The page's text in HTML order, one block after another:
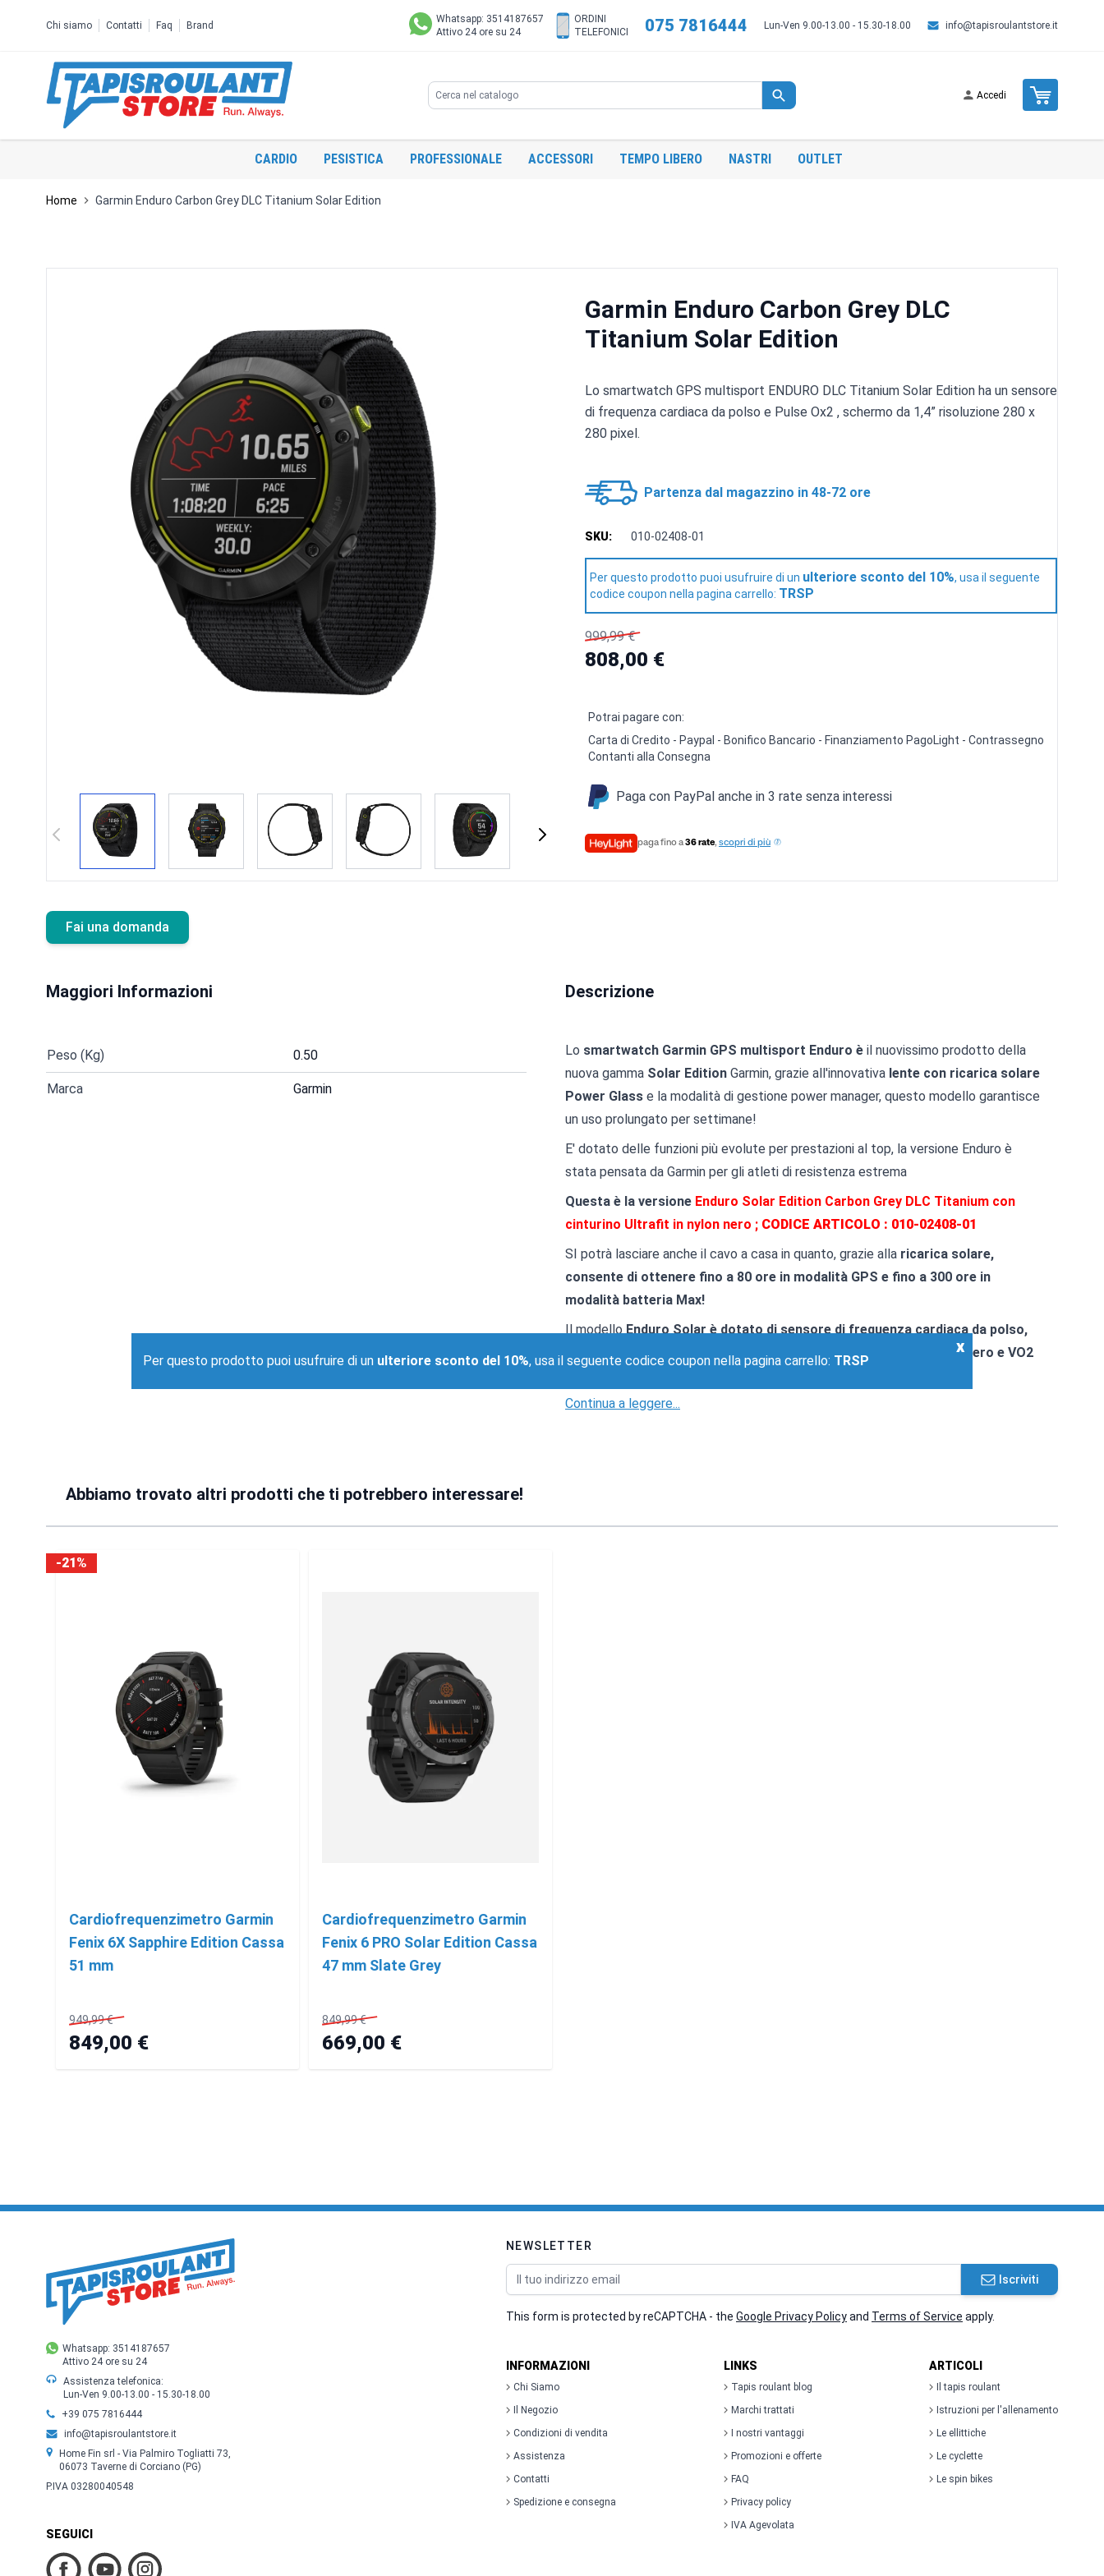
Chi siamo Contatti Faq Brand
Whatsapp: 3514187657
Attivo 24 ore su 24
ORDINI
TELEFONICI
075 7816444 Lun-Ven 9.00-13.00 - 15.30-18.00 info@tapisroulantstore.it
Accedi Cart
CARDIO PESISTICA PROFESSIONALE ACCESSORI TEMPO LIBERO NASTRI OUTLET
Home Garmin Enduro Carbon Grey DLC Titanium Solar Edition
Garmin Enduro Carbon Grey DLC
Titanium Solar Edition
Lo smartwatch GPS multisport ENDURO DLC Titanium Solar Edition ha un sensore
di frequenza cardiaca da polso e Pulse Ox2 , schermo da 1,4” risoluzione 280 x
280 pixel.
Partenza dal magazzino in 48-72 ore
SKU: 010-02408-01
Per questo prodotto puoi usufruire di un ulteriore sconto del 10%, usa il seguente
codice coupon nella pagina carrello: TRSP
999,99 €
808,00 €
Potrai pagare con:
Carta di Credito - Paypal - Bonifico Bancario - Finanziamento PagoLight - Contrassegno
Contanti alla Consegna
Paga con PayPal anche in 3 rate senza interessi
paga fino a36 rate, scopri di più
Fai una domanda
Maggiori Informazioni
Peso (Kg) 0.50
Marca Garmin
Descrizione
Lo smartwatch Garmin GPS multisport Enduro è il nuovissimo prodotto della
nuova gamma Solar Edition Garmin, grazie all'innovativa lente con ricarica solare
Power Glass e la modalità di gestione power manager, questo modello garantisce
un uso prolungato per settimane!
E' dotato delle funzioni più evolute per prestazioni al top, la versione Enduro è
stata pensata da Garmin per gli atleti di resistenza estrema
Questa è la versione Enduro Solar Edition Carbon Grey DLC Titanium con
cinturino Ultrafit in nylon nero ; CODICE ARTICOLO : 010-02408-01
SI potrà lasciare anche il cavo a casa in quanto, grazie alla ricarica solare,
consente di ottenere fino a 80 ore in modalità GPS e fino a 300 ore in
modalità batteria Max!
Il modello Enduro Solar è dotato di sensore di frequenza cardiaca da polso,
mantieni alto lo stato di forma grazie al calcolo dei tempi di recupero e VO2
Continua a leggere...
Abbiamo trovato altri prodotti che ti potrebbero interessare!
Cardiofrequenzimetro Garmin
Fenix 6X Sapphire Edition Cassa
51 mm
-11%
949,99 €
849,00 €
Cardiofrequenzimetro Garmin
Fenix 6 PRO Solar Edition Cassa
47 mm Slate Grey
-21%
849,99 €
669,00 €
Per questo prodotto puoi usufruire di un ulteriore sconto del 10%, usa il seguente codice coupon nella pagina carrello: TRSP
x
Whatsapp: 3514187657
Attivo 24 ore su 24
Assistenza telefonica:
Lun-Ven 9.00-13.00 - 15.30-18.00
+39 075 7816444
info@tapisroulantstore.it
Home Fin srl - Via Palmiro Togliatti 73,
06073 Taverne di Corciano (PG)
P.IVA 03280040548
SEGUICI
NEWSLETTER
Indirizzo email Iscriviti
This form is protected by reCAPTCHA - the Google Privacy Policyand Terms of Service apply.
INFORMAZIONI
Chi Siamo
Il Negozio
Condizioni di vendita
Assistenza
Contatti
Spedizione e consegna
LINKS
Tapis roulant blog
Marchi trattati
I nostri vantaggi
Promozioni e offerte
FAQ
Privacy policy
IVA Agevolata
ARTICOLI
Il tapis roulant
Istruzioni per l'allenamento
Le ellittiche
Le cyclette
Le spin bikes